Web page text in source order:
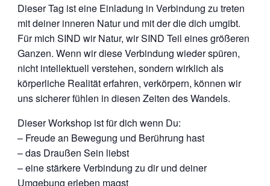
Dieser Tag ist eine Einladung in Verbindung zu treten
mit deiner inneren Natur und mit der die dich umgibt.
Für mich SIND wir Natur, wir SIND Teil eines größeren
Ganzen. Wenn wir diese Verbindung wieder spüren,
nicht intellektuell verstehen, sondern wirklich als
körperliche Realität erfahren, verkörpern, können wir
uns sicherer fühlen in diesen Zeiten des Wandels.
Dieser Workshop ist für dich wenn Du:
– Freude an Bewegung und Berührung hast
– das Draußen Sein liebst
– eine stärkere Verbindung zu dir und deiner
Umgebung erleben magst